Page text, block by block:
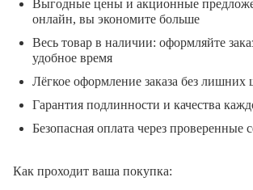
Выгодные цены и акционные
онлайн, вы экономите больше
Весь товар в наличии: оформляйте
удобное время
Лёгкое оформление заказа без лишних
Гарантия подлинности и качества
Безопасная оплата через проверенные
Как проходит ваша покупка: